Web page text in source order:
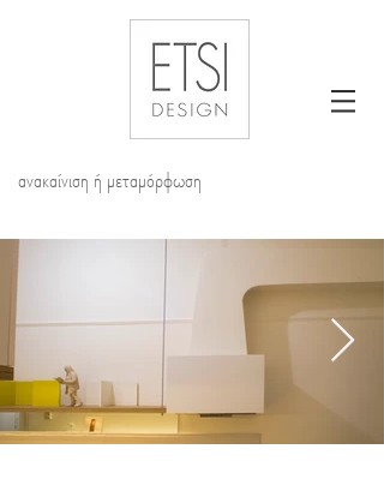
ανακαίνιση ή μεταμόρφωση